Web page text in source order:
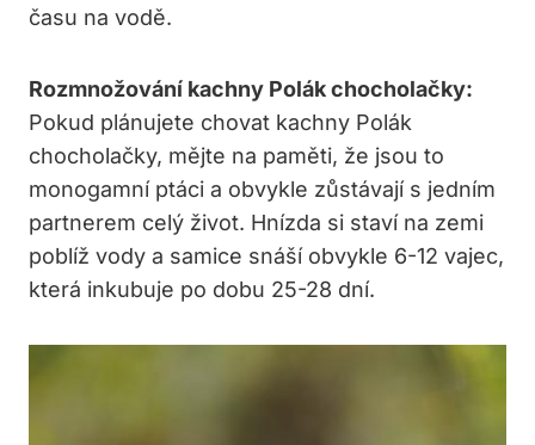
času na vodě.
Rozmnožování kachny Polák chocholačky:
Pokud plánujete chovat kachny Polák
chocholačky, mějte na paměti, že jsou to
monogamní ptáci a obvykle zůstávají s jedním
partnerem celý život. Hnízda si staví na zemi
poblíž vody a samice snáší obvykle 6-12 vajec,
která inkubuje po dobu 25-28 dní.